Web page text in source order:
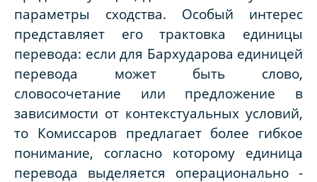
параметры сходства. Особый интерес
представляет его трактовка единицы
перевода: если для Бархударова единицей
перевода может быть слово,
словосочетание или предложение в
зависимости от контекстуальных условий,
то Комиссаров предлагает более гибкое
понимание, согласно которому единица
перевода выделяется операционально -